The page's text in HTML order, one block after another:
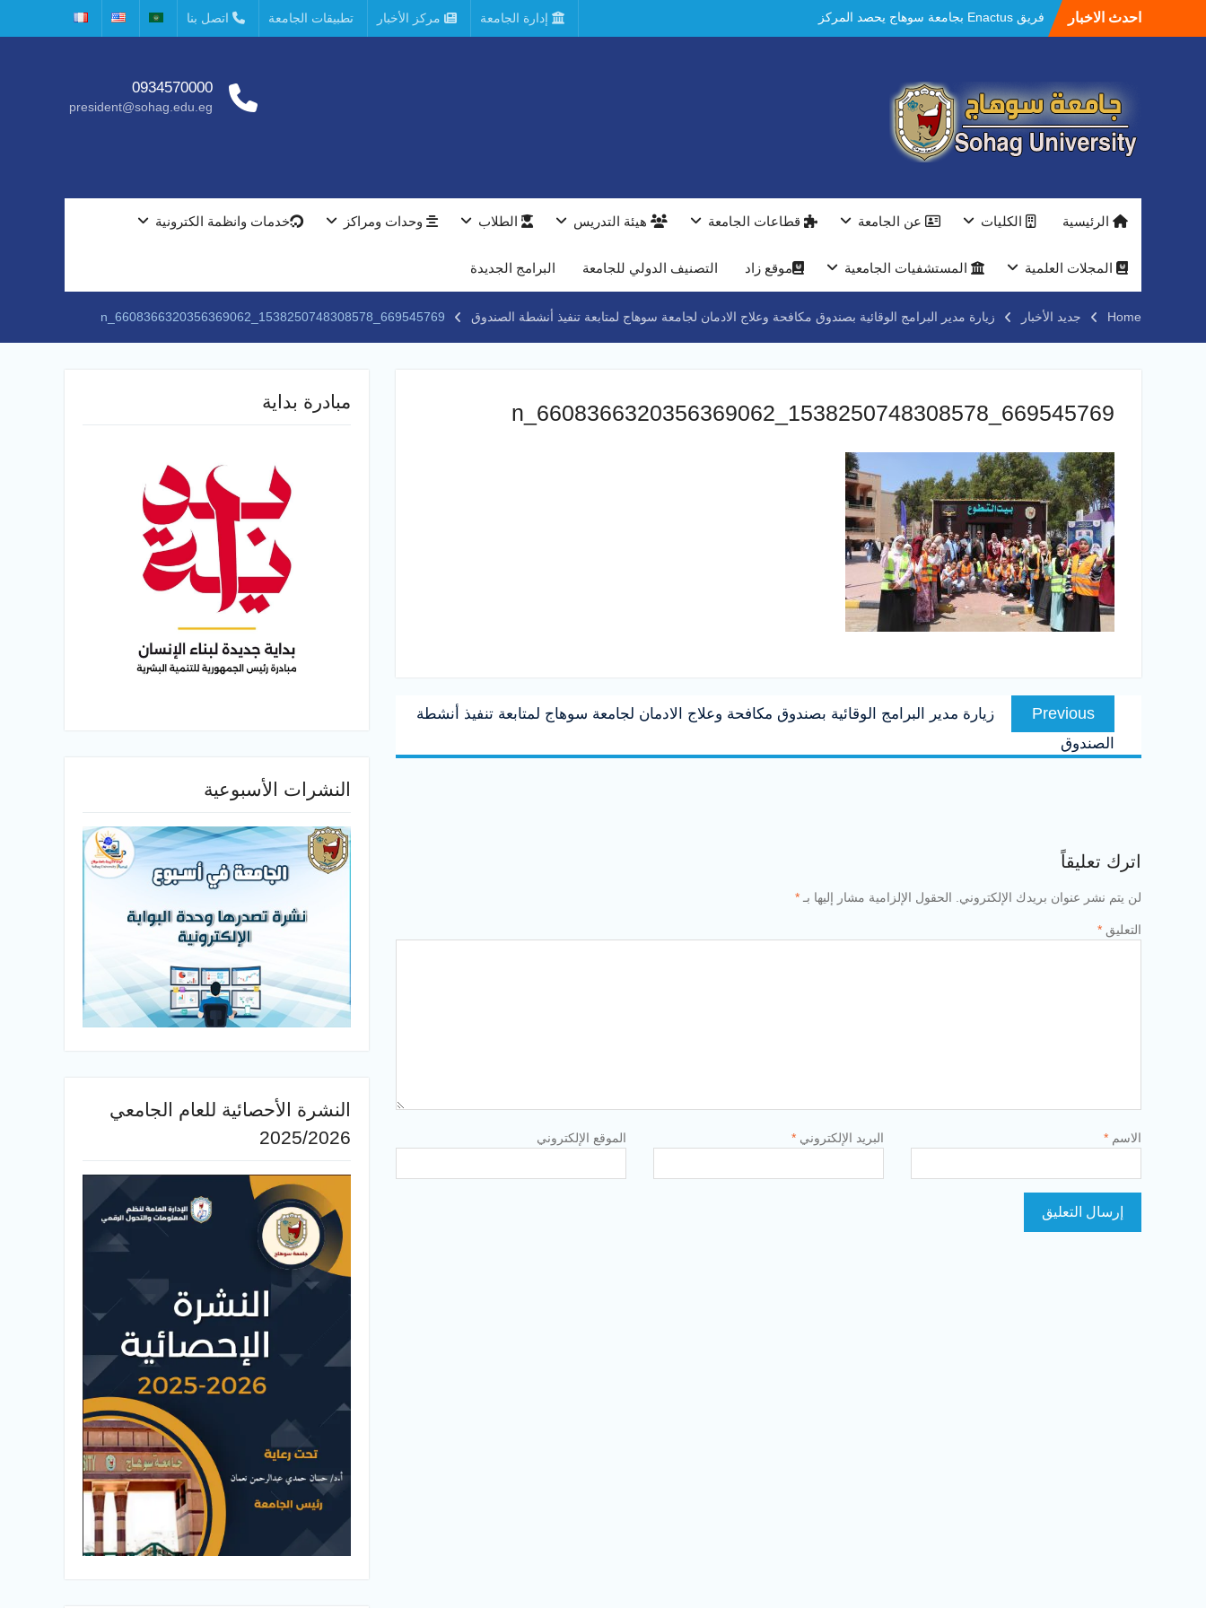
احدث الاخبار
فريق Enactus بجامعة سوهاج يحصد المركز
الاول في الابتكار وتمكين المراة والمركز الثاني
مستشفيات سوهاج الجامعية تحقق إنجازًا طبيًا
جديدًا و تنجح في علاج 3 حالات أكالازيا بتقنية
POEM دون جراحة .
النعماني يلتقي بمدير امن سوهاج الجديد لتقديم
بمعرض الاكاديمية العسكريه علي هامش
النعماني والمدير التنفيذي لشركة وادي النيل
جامعة سوهاج تفتح أبوابها لطلاب الثانوية العامة
إدارة الجامعة مركز الأخبار تطبيقات الجامعة اتصل بنا
0934570000
president@sohag.edu.eg
الرئيسية الكليات عن الجامعة قطاعات الجامعة هيئة التدريس الطلاب وحدات ومراكز خدمات وانظمة الكترونية
المجلات العلمية المستشفيات الجامعية موقع زاد التصنيف الدولي للجامعة البرامج الجديدة
Home جديد الأخبار زيارة مدير البرامج الوقائية بصندوق مكافحة وعلاج الادمان لجامعة سوهاج لمتابعة تنفيذ أنشطة الصندوق 669545769_1538250748308578_6608366320356369062_n
669545769_1538250748308578_6608366320356369062_n
تصفّح
المقالاتPrevious
Previous
post:
زيارة مدير البرامج الوقائية بصندوق مكافحة وعلاج الادمان لجامعة سوهاج لمتابعة تنفيذ أنشطة
الصندوق
اترك تعليقاً
لن يتم نشر عنوان بريدك الإلكتروني. الحقول الإلزامية مشار إليها بـ *
التعليق *
الاسم * البريد الإلكتروني * الموقع الإلكتروني
مبادرة بداية
النشرات الأسبوعية
النشرة الأحصائية للعام الجامعي
2025/2026